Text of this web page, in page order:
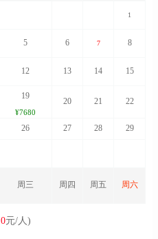
1
5 6 7 8
12 13 14 15
19
¥7680
20 21 22
26 27 28 29
周三 周四 周五 周六
0元/人)